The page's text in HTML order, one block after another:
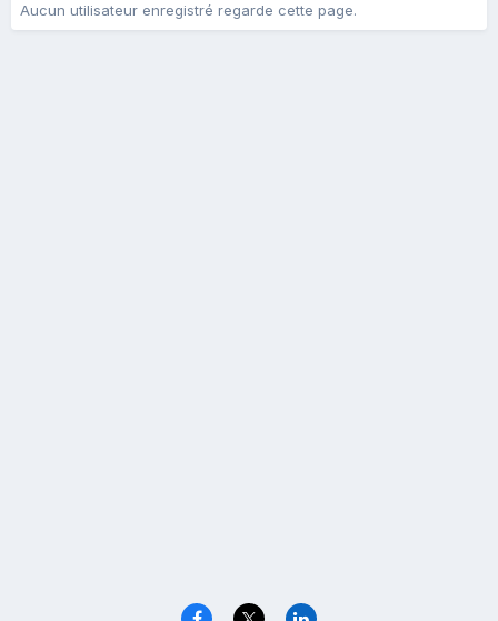
Aucun utilisateur enregistré regarde cette page.